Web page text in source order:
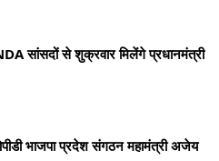
सांसदों से शुक्रवार मिलेंगे प्रधानमंत्री
भाजपा प्रदेश संगठन महामंत्री अजेय